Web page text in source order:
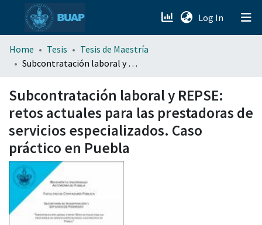
Log In (current)
menu.section.about_menu
Home Tesis
Tesis de Maestría
Subcontratación laboral y REPSE: retos actuales para las prestadoras de servicios especializados. Caso práctico en Puebla
Subcontratación laboral y REPSE:
retos actuales para las prestadoras de
servicios especializados. Caso
práctico en Puebla